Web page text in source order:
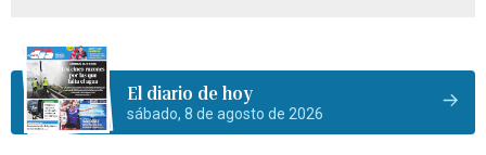
El diario de hoy
sábado, 8 de agosto de 2026